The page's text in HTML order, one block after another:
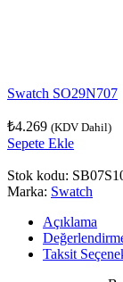
Swatch SO29N707
₺4.269 (KDV Dahil)
Sepete Ekle
Stok kodu:
Marka: Swatch
Açıklama
Taksit